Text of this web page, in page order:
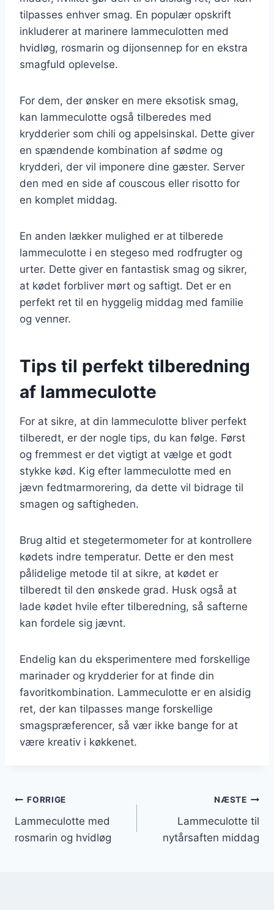
tilpasses enhver smag. En populær opskrift
inkluderer at marinere lammeculotten med
hvidløg, rosmarin og dijonsennep for en ekstra
smagfuld oplevelse.
For dem, der ønsker en mere eksotisk smag,
kan lammeculotte også tilberedes med
krydderier som chili og appelsinskal. Dette giver
en spændende kombination af sødme og
krydderi, der vil imponere dine gæster. Server
den med en side af couscous eller risotto for
en komplet middag.
En anden lækker mulighed er at tilberede
lammeculotte i en stegeso med rodfrugter og
urter. Dette giver en fantastisk smag og sikrer,
at kødet forbliver mørt og saftigt. Det er en
perfekt ret til en hyggelig middag med familie
og venner.
Tips til perfekt tilberedning
af lammeculotte
For at sikre, at din lammeculotte bliver perfekt
tilberedt, er der nogle tips, du kan følge. Først
og fremmest er det vigtigt at vælge et godt
stykke kød. Kig efter lammeculotte med en
jævn fedtmarmorering, da dette vil bidrage til
smagen og saftigheden.
Brug altid et stegetermometer for at kontrollere
kødets indre temperatur. Dette er den mest
pålidelige metode til at sikre, at kødet er
tilberedt til den ønskede grad. Husk også at
lade kødet hvile efter tilberedning, så safterne
kan fordele sig jævnt.
Endelig kan du eksperimentere med forskellige
marinader og krydderier for at finde din
favoritkombination. Lammeculotte er en alsidig
ret, der kan tilpasses mange forskellige
smagspræferencer, så vær ikke bange for at
være kreativ i køkkenet.
Indlægsnavigation
FORRIGE
Lammeculotte med
rosmarin og hvidløg
NÆSTE
Lammeculotte til
nytårsaften middag